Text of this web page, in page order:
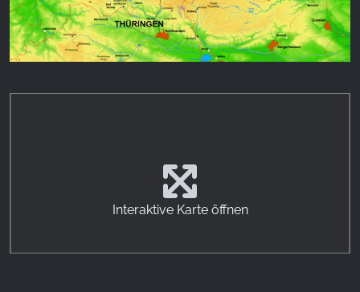
Interaktive Karte öffnen
Provider:
Facebook Ireland Ltd.
Purpose:
İstatistik Çerezleri anonim olarak bilgi toplar. Bu